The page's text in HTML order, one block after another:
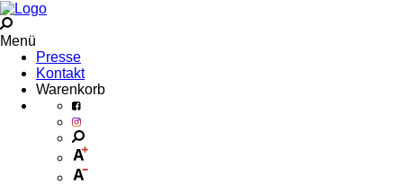
Menü
Presse
Kontakt
Warenkorb